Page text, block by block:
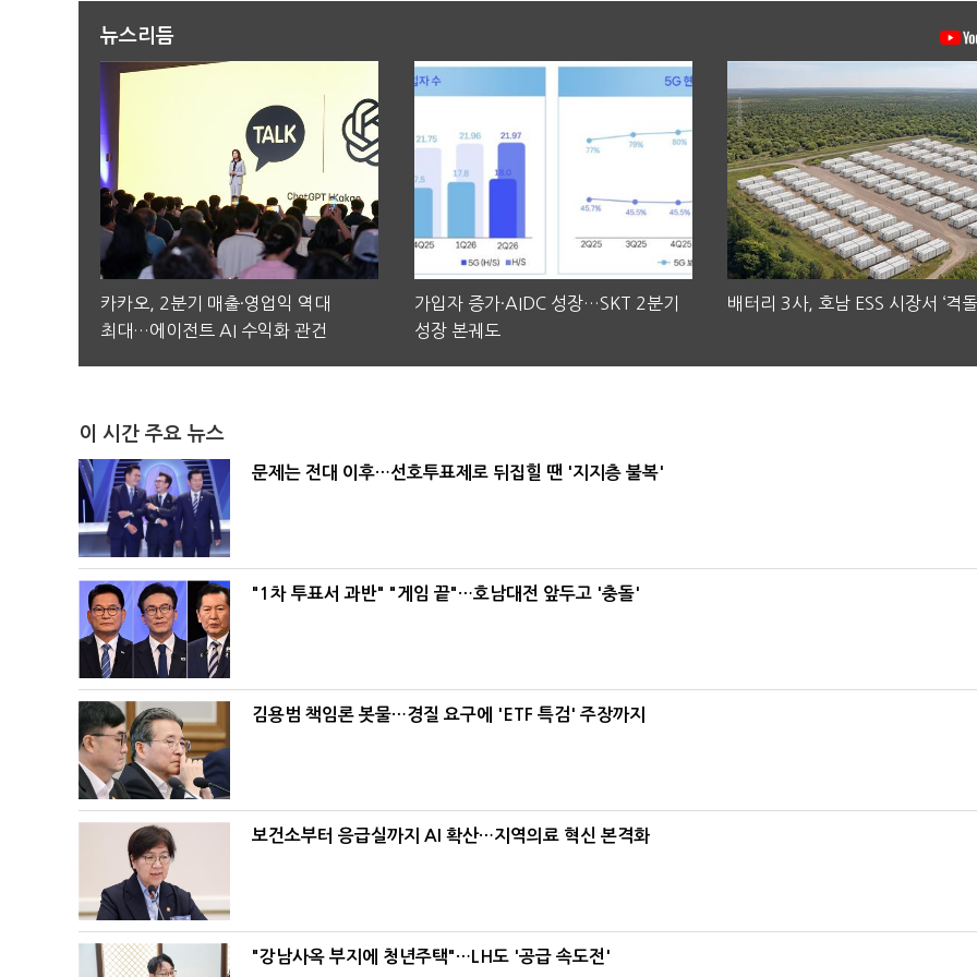
뉴스리듬
카카오, 2분기 매출·영업익 역대
최대…에이전트 AI 수익화 관건
가입자 증가·AIDC 성장…SKT 2분기
성장 본궤도
배터리 3사, 호남 ESS 시장서 ‘격돌
이 시간 주요 뉴스
문제는 전대 이후…선호투표제로 뒤집힐 땐 '지지층 불복'
"1차 투표서 과반" "게임 끝"…호남대전 앞두고 '충돌'
김용범 책임론 봇물…경질 요구에 'ETF 특검' 주장까지
보건소부터 응급실까지 AI 확산…지역의료 혁신 본격화
"강남사옥 부지에 청년주택"…LH도 '공급 속도전'